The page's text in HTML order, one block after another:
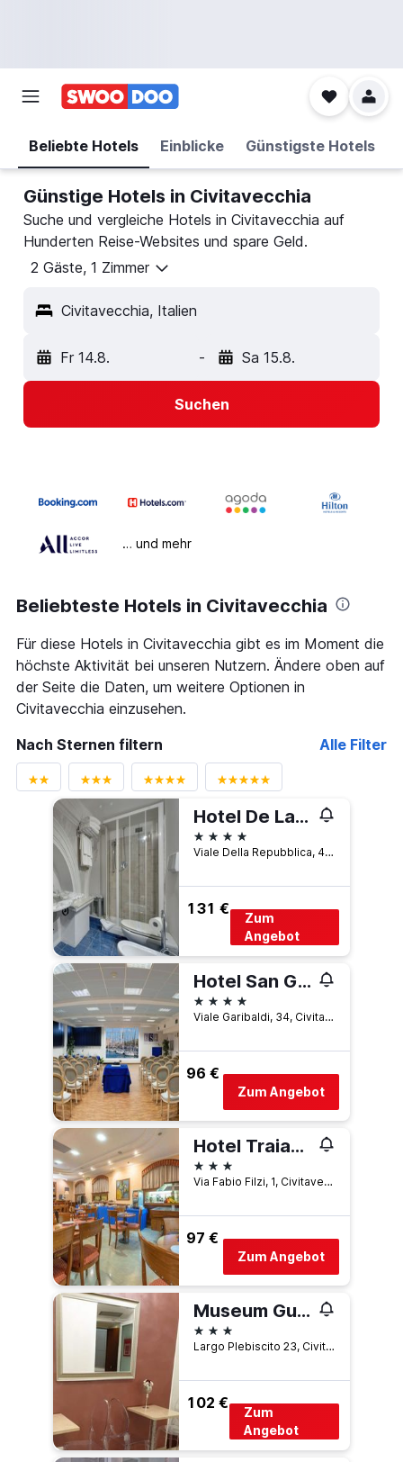
Beliebte Hotels Einblicke Günstigste Hotels
Günstige Hotels in Civitavecchia
Suche und vergleiche Hotels in Civitavecchia auf
Hunderten Reise-Websites und spare Geld.
2 Gäste, 1 Zimmer
Civitavecchia, Italien
Fr 14.8. - Sa 15.8.
Suchen
… und mehr
Beliebteste Hotels in Civitavecchia
Für diese Hotels in Civitavecchia gibt es im Moment die
höchste Aktivität bei unseren Nutzern. Ändere oben auf
der Seite die Daten, um weitere Optionen in
Civitavecchia einzusehen.
Nach Sternen filtern
Alle Filter
Hotel De La Ville
4 Sterne
Viale Della Repubblica, 4, Civitavecchia, Rome, Italien
131 €
Zum
Angebot
Hotel San Giorgio
4 Sterne
Viale Garibaldi, 34, Civitavecchia, Rome, Italien
96 €
Zum Angebot
Hotel Traiano
3 Sterne
Via Fabio Filzi, 1, Civitavecchia, Rome, Italien
97 €
Zum Angebot
Museum Guest House
3 Sterne
Largo Plebiscito 23, Civitavecchia, Rome, Italien
102 €
Zum
Angebot